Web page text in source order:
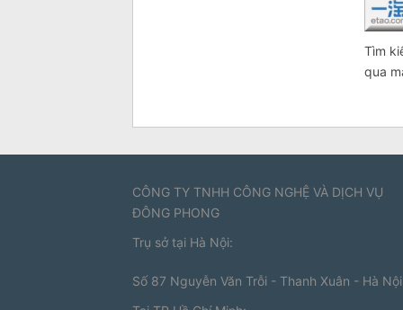
Tìm
qua
CÔNG TY TNHH CÔNG NGHỆ VÀ DỊCH VỤ
ĐÔNG PHONG
Trụ sở tại Hà Nội:
Số 87 Nguyễn Văn Trỗi - Thanh Xuân - Hà Nội